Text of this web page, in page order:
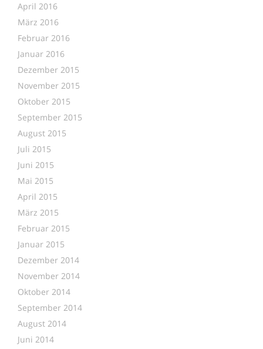
April 2016
März 2016
Februar 2016
Januar 2016
Dezember 2015
November 2015
Oktober 2015
September 2015
August 2015
Juli 2015
Juni 2015
Mai 2015
April 2015
März 2015
Februar 2015
Januar 2015
Dezember 2014
November 2014
Oktober 2014
September 2014
August 2014
Juni 2014